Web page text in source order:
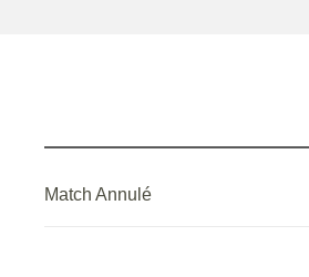
Match Annulé